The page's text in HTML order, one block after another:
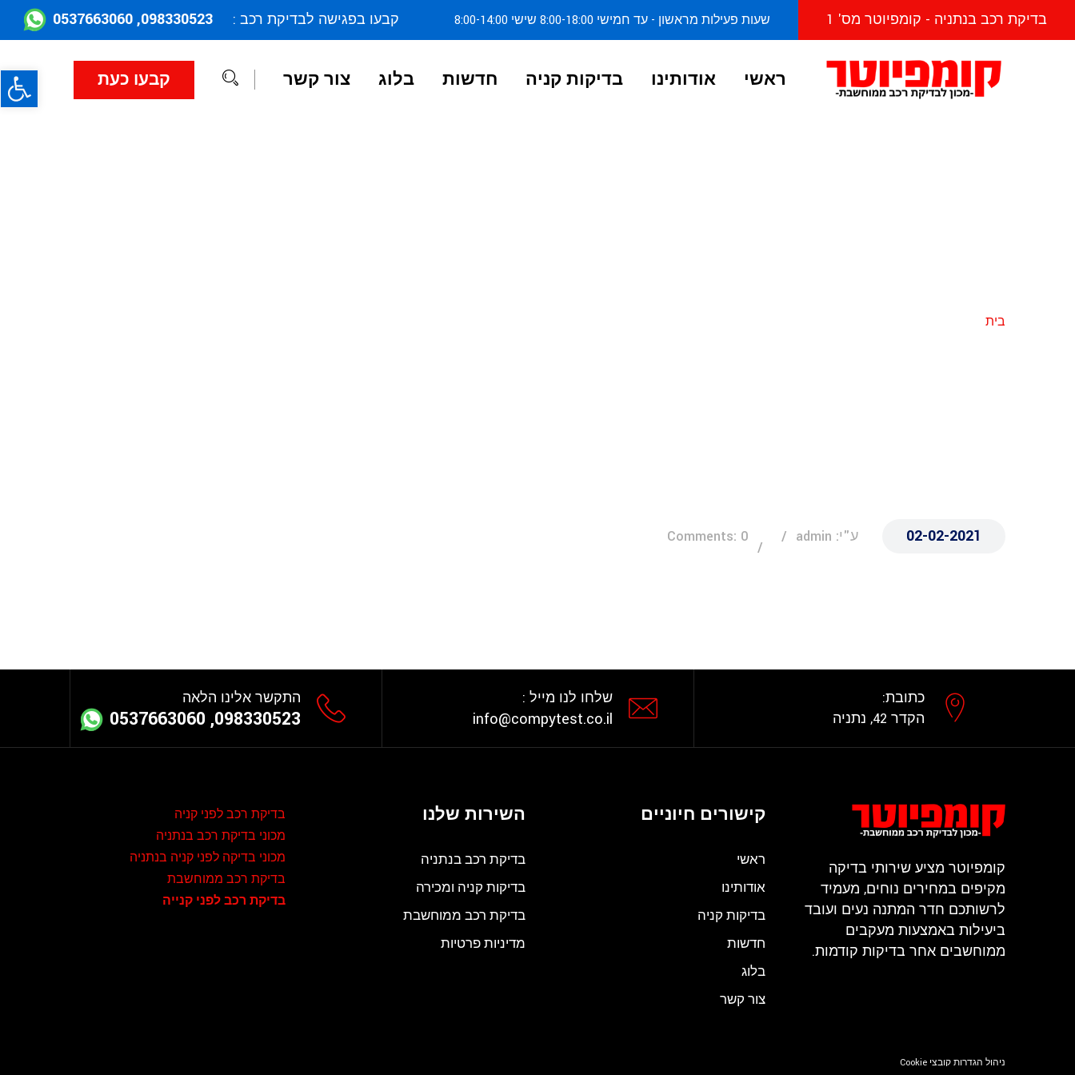
בדיקת רכב בנתניה - קומפיוטר מס' 1 שעות פעילות מראשון - עד חמישי 8:00-18:00 שישי 8:00-14:00 קבעו בפגישה לבדיקת רכב : 098330523, 0537663060
ראשי אודותינו בדיקות קניה חדשות בלוג צור קשר קבעו כעת
בית
02-02-2021 ע"י: admin Comments: 0
כתובת:
הקדר 42, נתניה
שלחו לנו מייל :
info@compytest.co.il
התקשר אלינו הלאה
098330523, 0537663060
קומפיוטר מציע שירותי בדיקה
מקיפים במחירים נוחים, מעמיד
לרשותכם חדר המתנה נעים ועובד
ביעילות באמצעות מעקבים
ממוחשבים אחר בדיקות קודמות.
קישורים חיוניים
ראשי
אודותינו
בדיקות קניה
חדשות
בלוג
צור קשר
השירות שלנו
בדיקת רכב בנתניה
בדיקות קניה ומכירה
בדיקת רכב ממוחשבת
מדיניות פרטיות
בדיקת רכב לפני קניה
מכוני בדיקת רכב בנתניה
מכוני בדיקה לפני קניה בנתניה
בדיקת רכב ממוחשבת
בדיקת רכב לפני קנייה
ניהול הגדרות קובצי Cookie